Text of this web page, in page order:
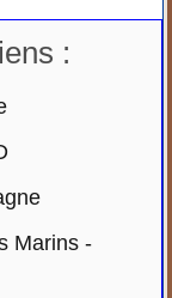
:
Marins -